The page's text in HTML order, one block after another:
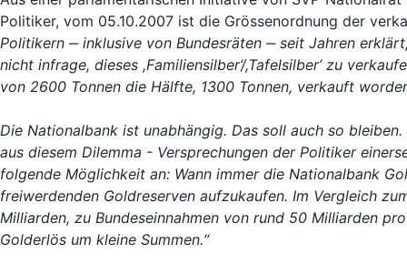
Politiker, vom 05.10.2007 ist die Grössenordnung der
Politikern ‒inklusive von Bundesräten ‒seit Jahren
nicht infrage, dieses ,Familiensilber’/,Tafelsilber’ zu
von 2600 Tonnen die Hälfte, 1300 Tonnen, verkauft
Die Nationalbank ist unabhängig. Das soll auch so
aus diesem Dilemma - Versprechungen der Politiker
folgende Möglichkeit an: Wann immer die Nationalbank
freiwerdenden Goldreserven aufzukaufen. Im Vergleich
Milliarden, zu Bundeseinnahmen von rund 50 Milliarden
Golderlös um kleine Summen.“